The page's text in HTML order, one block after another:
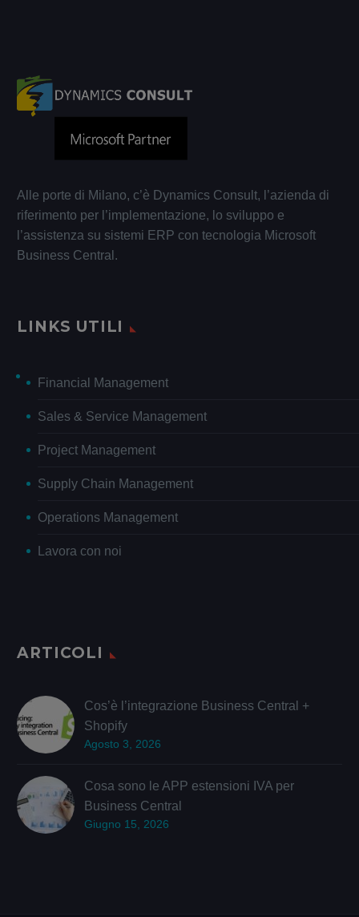
Alle porte di Milano, c’è Dynamics Consult, l’azienda di
riferimento per l’implementazione, lo sviluppo e
l’assistenza su sistemi ERP con tecnologia Microsoft
Business Central.
LINKS UTILI
Financial Management
Sales & Service Management
Project Management
Supply Chain Management
Operations Management
Lavora con noi
ARTICOLI
Cos’è l’integrazione Business Central +
Shopify
Agosto 3, 2026
Cosa sono le APP estensioni IVA per
Business Central
Giugno 15, 2026